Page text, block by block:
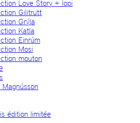
Love Story + lopi
Gilitrutt
Grýla
Katla
Einrúm
Mosi
mouton
édition limitée